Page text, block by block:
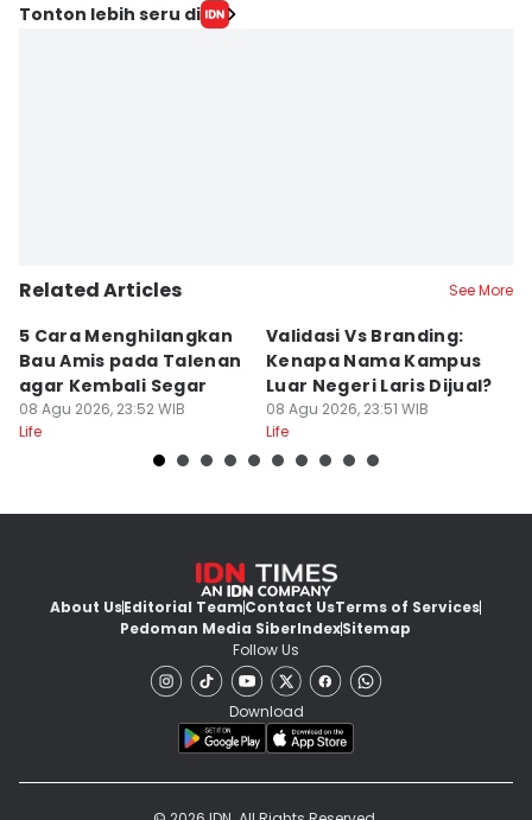
Tonton lebih seru di
Related Articles See More
5 Cara Menghilangkan
Bau Amis pada Talenan
agar Kembali Segar
08 Agu 2026, 23:52 WIB
Life
Validasi Vs Branding:
Kenapa Nama Kampus
Luar Negeri Laris Dijual?
08 Agu 2026, 23:51 WIB
Life
About UsEditorial TeamContact UsTerms of Services
Pedoman Media SiberIndexSitemap
Follow Us
Download